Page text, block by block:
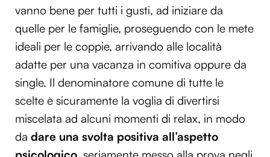
vanno bene per tutti i gusti, ad iniziare da
quelle per le famiglie, proseguendo con le mete
ideali per le coppie, arrivando alle località
adatte per una vacanza in comitiva oppure da
single. Il denominatore comune di tutte le
scelte è sicuramente la voglia di divertirsi
miscelata ad alcuni momenti di relax, in modo
da dare una svolta positiva all’aspetto